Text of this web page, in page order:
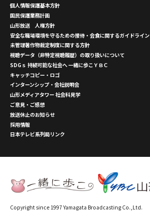
個人情報保護基本方針
国民保護業務計画
山形放送 人権方針
安全な職場環境を守るための接待・会食に関するガイドライン
未管理著作物裁定制度に関する方針
視聴データ（非特定視聴履歴）の取り扱いについて
SDGｓ 持続可能な社会へ 一緒に歩こＹＢＣ
キャッチコピー・ロゴ
インターンシップ・会社説明会
山形メディアタワー 社会科見学
ご意見・ご感想
放送休止のお知らせ
採用情報
日本テレビ系列局リンク
Copyright since 1997 Yamagata Broadcasting Co.,Ltd.